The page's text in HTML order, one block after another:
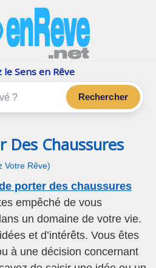
le Sens en Rêve
Rechercher
Des Chaussures
Votre Rêve)
porter des chaussures
empêché de vous
un domaine de votre vie.
et d’intérêts. Vous êtes
à une décision concernant